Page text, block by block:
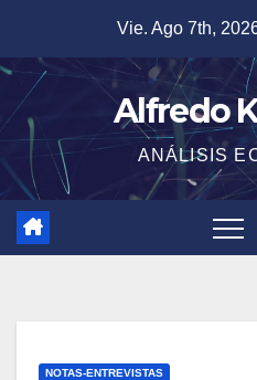
contenido
Vie. Ago 7th,
Alfredo
ANÁLISIS
NOTAS-ENTREVISTAS